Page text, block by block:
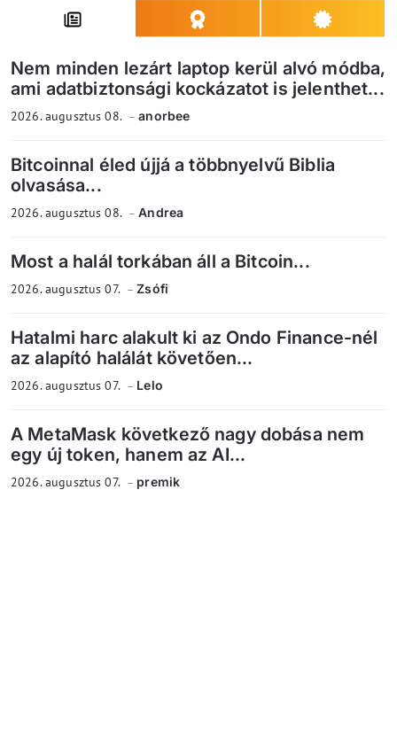
Nem minden lezárt laptop kerül alvó módba,
ami adatbiztonsági kockázatot is jelenthet...
2026. augusztus 08. anorbee
Bitcoinnal éled újjá a többnyelvű Biblia
olvasása...
2026. augusztus 08. Andrea
Most a halál torkában áll a Bitcoin...
2026. augusztus 07. Zsófi
Hatalmi harc alakult ki az Ondo Finance-nél
az alapító halálát követően...
2026. augusztus 07. Lelo
A MetaMask következő nagy dobása nem
egy új token, hanem az AI...
2026. augusztus 07. premik